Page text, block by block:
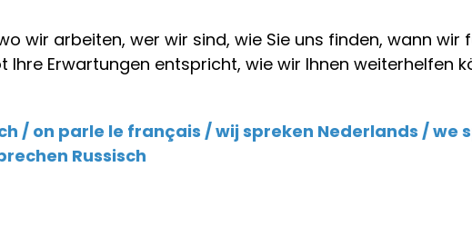
wir arbeiten, wer wir sind, wie Sie uns finden, wann wir
Ihre Erwartungen entspricht, wie wir Ihnen weiterhelfen
/ on parle le français / wij spreken Nederlands / we
Russisch